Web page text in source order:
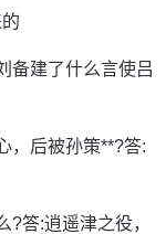
备建了什么言使吕
，后被孙策**?答:
答:逍遥津之役，